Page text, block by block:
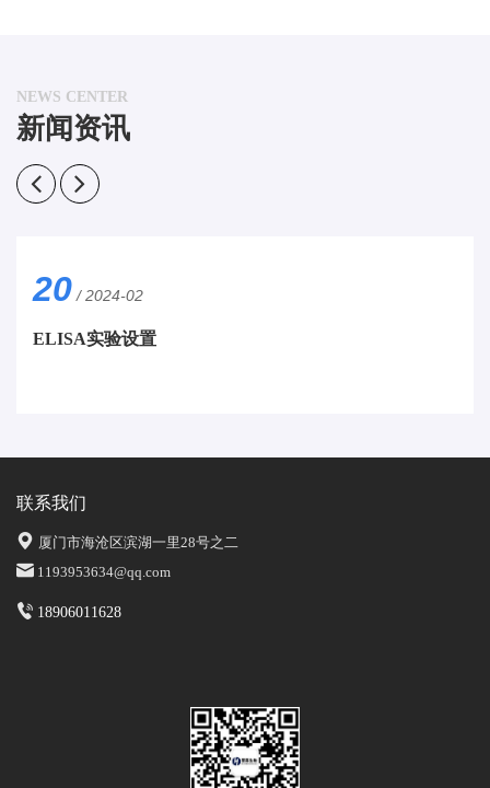
20 / 2024-02
ELISA实验设置
NEWS CENTER
新闻资讯
联系我们
厦门市海沧区滨湖一里28号之二
1193953634@qq.com
18906011628